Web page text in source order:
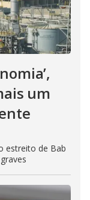
um
estreito de Bab